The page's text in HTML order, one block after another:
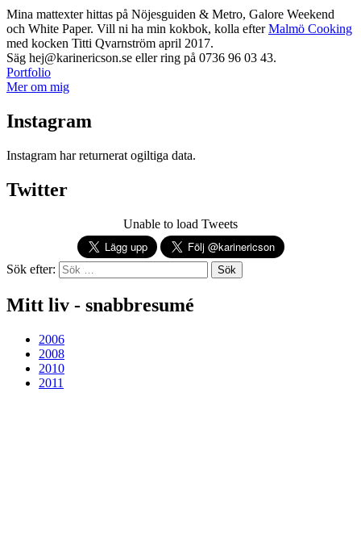
Mina mattexter hittas på Nöjesguiden & Metro, Galore Weekend
och White Paper. Vill ni ha min kokbok, kolla efterMalmö Cooking
med kocken Titti Qvarnström april 2017.
Säg hej@karinericson.se eller ring på 0736 96 03 43.
Portfolio
Mer om mig
Instagram
Instagram har returnerat ogiltiga data.
Twitter
Unable to load Tweets
Sök efter:
Mitt liv - snabbresumé
2006
2008
2010
2011